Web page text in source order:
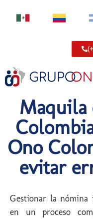
Maquila
Ono
evitar
Gestionar la nómina
en un proceso